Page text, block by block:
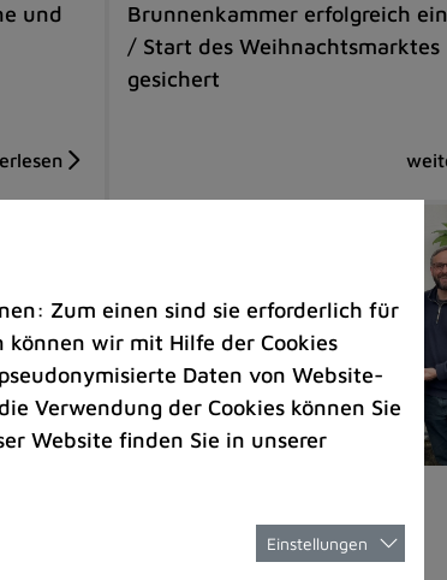
und
Brunnenkammer erfolgreich
/ Start des Weihnachtsmarktes
gesichert
Ratingerin gewinnt
Zum einen sind sie erforderlich für
wir mit Hilfe der Cookies
Daten von Website-
Verwendung der Cookies können Sie
Website finden Sie in unserer
Einstellungen